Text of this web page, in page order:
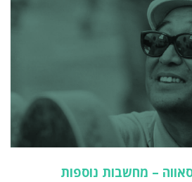
– מחשבות נוספות